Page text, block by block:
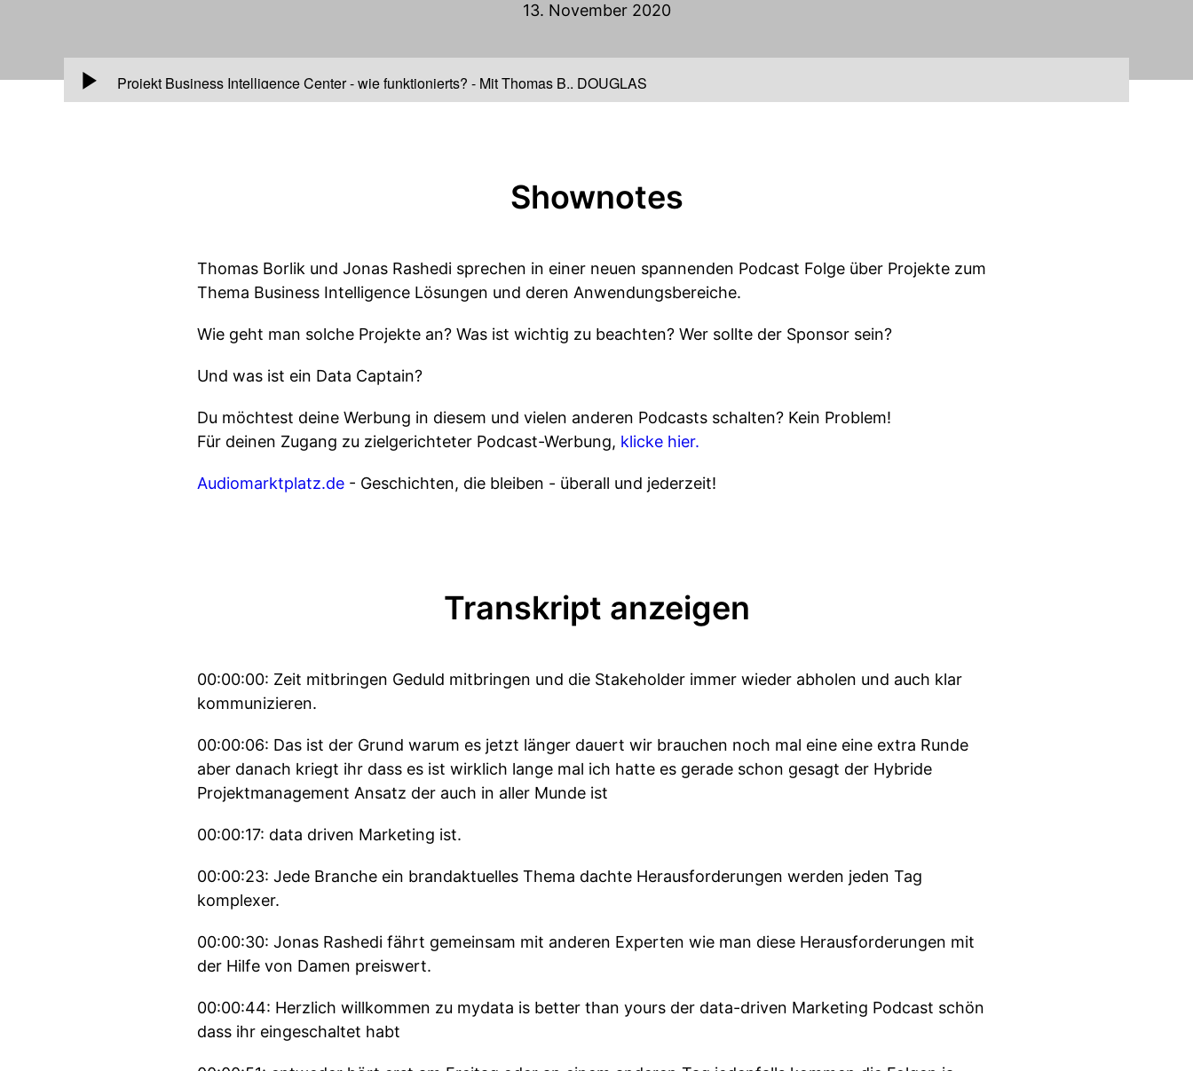
13. November 2020
00:00
Projekt Business Intelligence Center - wie funktionierts? - Mit Thomas B., DOUGLAS
Shownotes
Thomas Borlik und Jonas Rashedi sprechen in einer neuen spannenden Podcast Folge über Projekte zum
Thema Business Intelligence Lösungen und deren Anwendungsbereiche.
Wie geht man solche Projekte an? Was ist wichtig zu beachten? Wer sollte der Sponsor sein?
Und was ist ein Data Captain?
Du möchtest deine Werbung in diesem und vielen anderen Podcasts schalten? Kein Problem!
Für deinen Zugang zu zielgerichteter Podcast-Werbung, klicke hier.
Audiomarktplatz.de - Geschichten, die bleiben - überall und jederzeit!
Transkript anzeigen
00:00:00: Zeit mitbringen Geduld mitbringen und die Stakeholder immer wieder abholen und auch klar
kommunizieren.
00:00:06: Das ist der Grund warum es jetzt länger dauert wir brauchen noch mal eine eine extra Runde
aber danach kriegt ihr dass es ist wirklich lange mal ich hatte es gerade schon gesagt der Hybride
Projektmanagement Ansatz der auch in aller Munde ist
00:00:17: data driven Marketing ist.
00:00:23: Jede Branche ein brandaktuelles Thema dachte Herausforderungen werden jeden Tag
komplexer.
00:00:30: Jonas Rashedi fährt gemeinsam mit anderen Experten wie man diese Herausforderungen mit
der Hilfe von Damen preiswert.
00:00:44: Herzlich willkommen zu mydata is better than yours der data-driven Marketing Podcast schön
dass ihr eingeschaltet habt